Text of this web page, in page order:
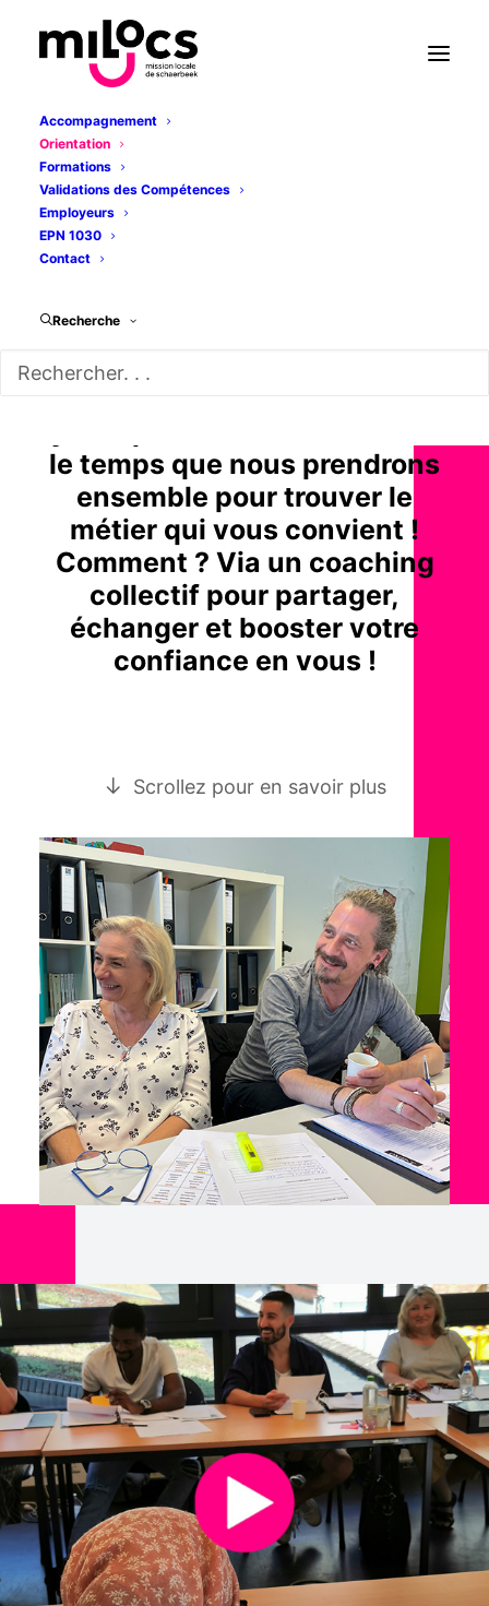
Accompagnement
Orientation
Formations
Validations des Compétences
Employeurs
EPN 1030
Contact
Recherche
GROUPE DORIENTATION
Le groupe d’orientation
Vous cherchez votre voie
professionnelle ? Participez à
le temps que nous prendrons
ensemble pour trouver le
métier qui vous convient !
Comment ? Via un coaching
collectif pour partager,
échanger et booster votre
confiance en vous !
Scrollez pour en savoir plus